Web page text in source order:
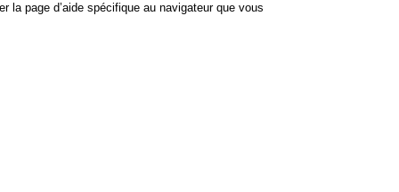
page d’aide spécifique au navigateur que vous